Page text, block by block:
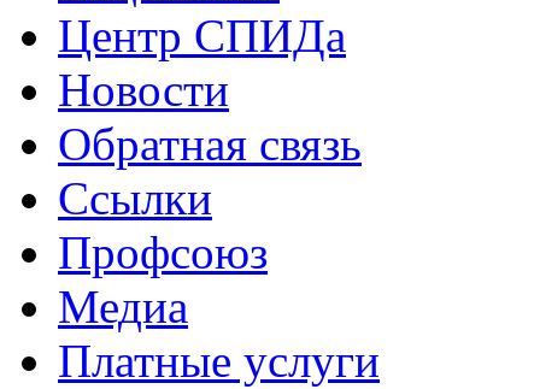
Центр СПИДа
Новости
Обратная связь
Ссылки
Профсоюз
Медиа
Платные услуги